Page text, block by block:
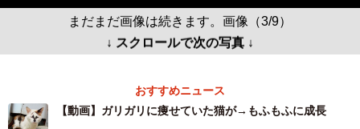
まだまだ画像は続きます。画像（3/9）
↓ スクロールで次の写真 ↓
おすすめニュース
【動画】ガリガリに痩せていた猫が→もふもふに成長